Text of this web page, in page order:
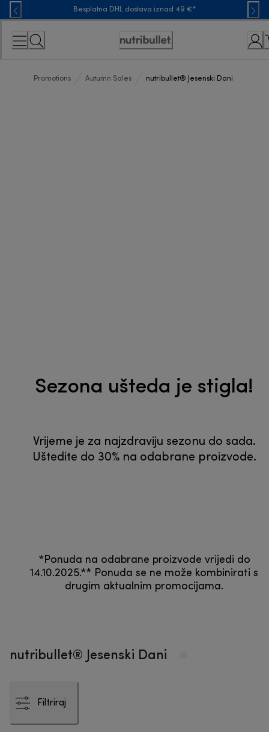
Skip
to
Content
Besplatna DHL dostava iznad 49 €*
Accessibility
Promotions Autumn Sales nutribullet® Jesenski Dani
Sezona ušteda je stigla!
Vrijeme je za najzdraviju sezonu do sada.
Uštedite do 30% na odabrane proizvode.
*Ponuda na odabrane proizvode vrijedi do
14.10.2025.** Ponuda se ne može kombinirati s
drugim aktualnim promocijama.
nutribullet® Jesenski Dani
Filtriraj